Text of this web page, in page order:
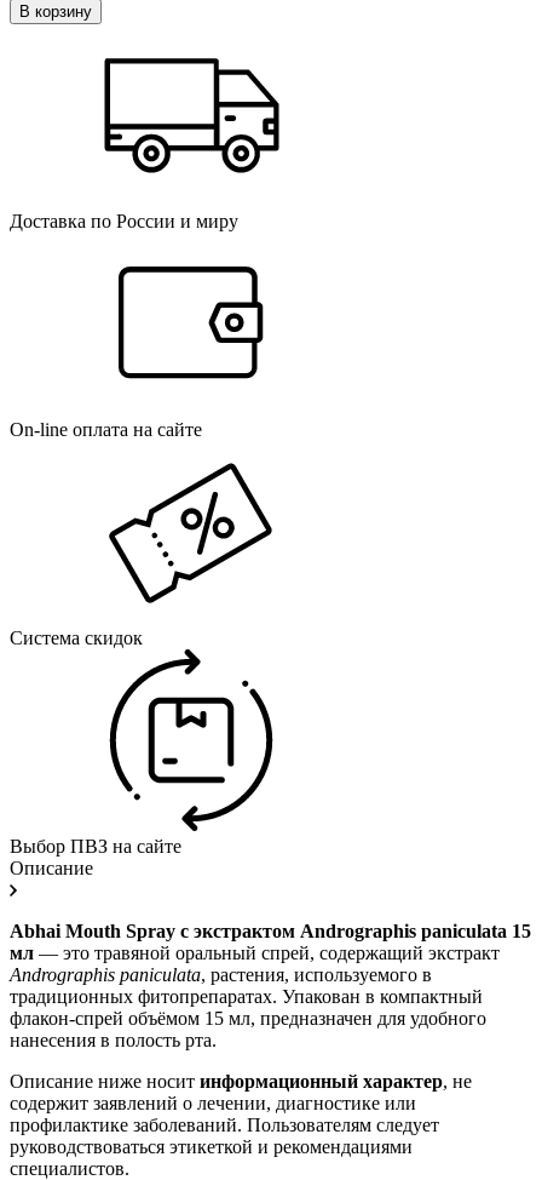
В корзину
Доставка по России и миру
On-line оплата на сайте
Система скидок
Выбор ПВЗ на сайте
Описание
Abhai Mouth Spray с экстрактом Andrographis paniculata 15
мл — это травяной оральный спрей, содержащий экстракт
Andrographis paniculata, растения, используемого в
традиционных фитопрепаратах. Упакован в компактный
флакон-спрей объёмом 15 мл, предназначен для удобного
нанесения в полость рта.
Описание ниже носит информационный характер, не
содержит заявлений о лечении, диагностике или
профилактике заболеваний. Пользователям следует
руководствоваться этикеткой и рекомендациями
специалистов.